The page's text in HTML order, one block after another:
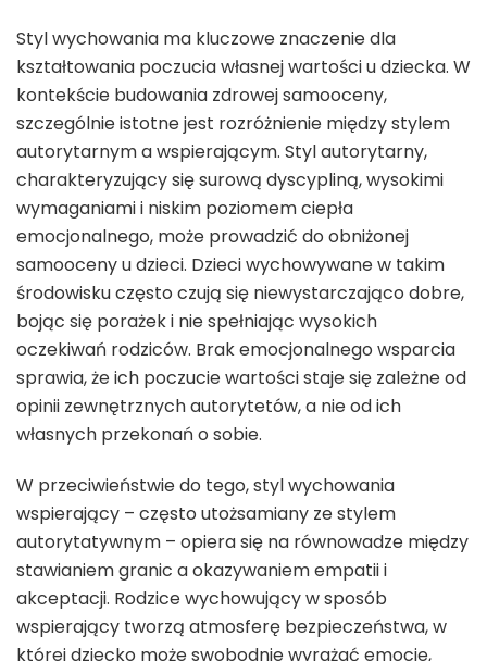
Styl wychowania ma kluczowe znaczenie dla
kształtowania poczucia własnej wartości u dziecka. W
kontekście budowania zdrowej samooceny,
szczególnie istotne jest rozróżnienie między stylem
autorytarnym a wspierającym. Styl autorytarny,
charakteryzujący się surową dyscypliną, wysokimi
wymaganiami i niskim poziomem ciepła
emocjonalnego, może prowadzić do obniżonej
samooceny u dzieci. Dzieci wychowywane w takim
środowisku często czują się niewystarczająco dobre,
bojąc się porażek i nie spełniając wysokich
oczekiwań rodziców. Brak emocjonalnego wsparcia
sprawia, że ich poczucie wartości staje się zależne od
opinii zewnętrznych autorytetów, a nie od ich
własnych przekonań o sobie.
W przeciwieństwie do tego, styl wychowania
wspierający – często utożsamiany ze stylem
autorytatywnym – opiera się na równowadze między
stawianiem granic a okazywaniem empatii i
akceptacji. Rodzice wychowujący w sposób
wspierający tworzą atmosferę bezpieczeństwa, w
której dziecko może swobodnie wyrażać emocje,